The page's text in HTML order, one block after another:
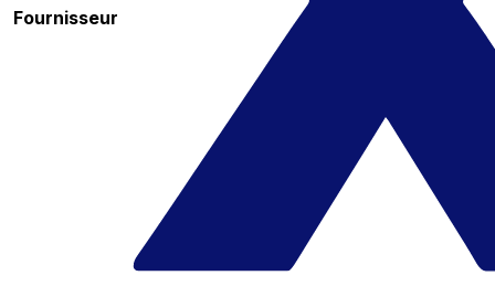
Fournisseur